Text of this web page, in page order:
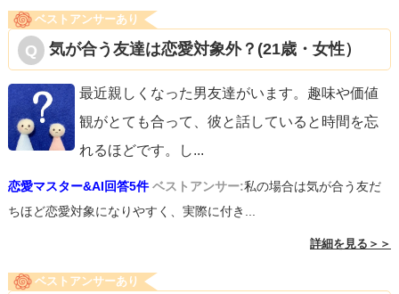
ベストアンサーあり
気が合う友達は恋愛対象外？(21歳・女性）
最近親しくなった男友達がいます。趣味や価値
観がとても合って、彼と話していると時間を忘
れるほどです。し...
恋愛マスター&AI回答5件 ベストアンサー:私の場合は気が合う友だ
ちほど恋愛対象になりやすく、実際に付き...
詳細を見る＞＞
ベストアンサーあり